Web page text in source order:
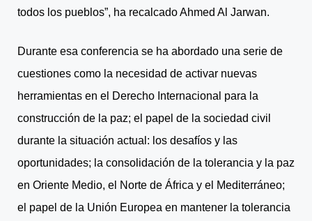
todos los pueblos”, ha recalcado Ahmed Al Jarwan.
Durante esa conferencia se ha abordado una serie de
cuestiones como la necesidad de activar nuevas
herramientas en el Derecho Internacional para la
construcción de la paz; el papel de la sociedad civil
durante la situación actual: los desafíos y las
oportunidades; la consolidación de la tolerancia y la paz
en Oriente Medio, el Norte de África y el Mediterráneo;
el papel de la Unión Europea en mantener la tolerancia